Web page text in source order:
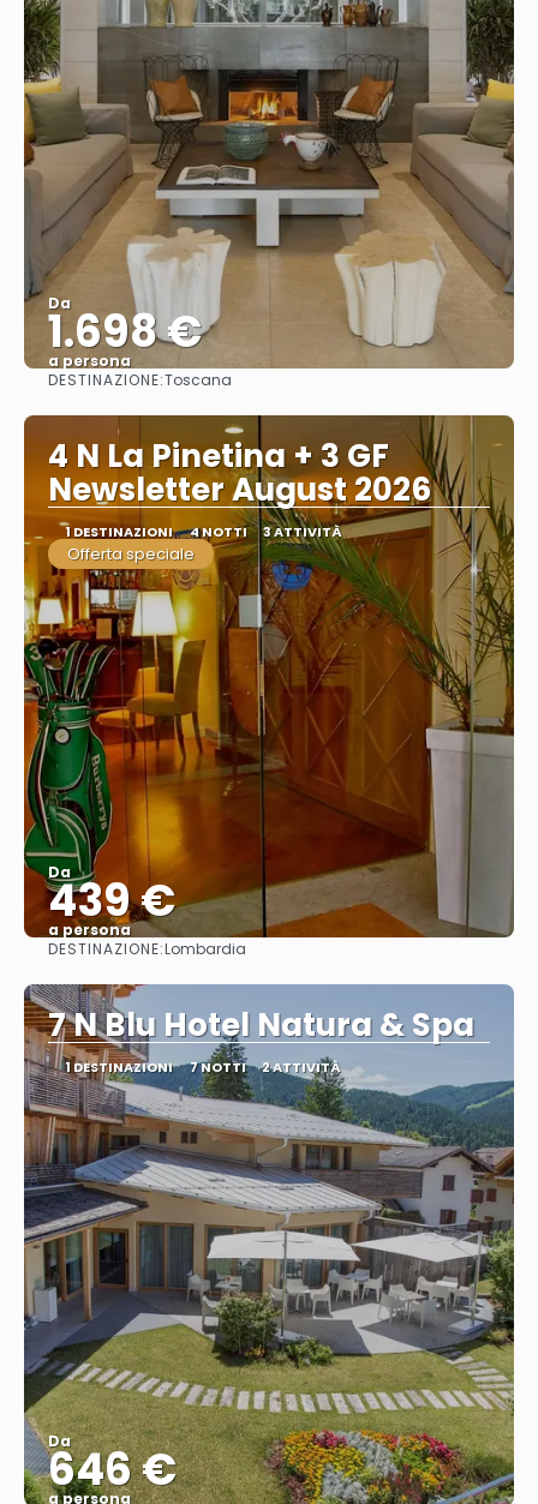
Da
1.698 €
a persona
DESTINAZIONE:Toscana
4 N La Pinetina + 3 GF
Newsletter August 2026
1 DESTINAZIONI 4 NOTTI 3 ATTIVITÀ
Offerta speciale
Da
439 €
a persona
Vedere
DESTINAZIONE:Lombardia
7 N Blu Hotel Natura & Spa
1 DESTINAZIONI 7 NOTTI 2 ATTIVITÀ
Da
646 €
a persona